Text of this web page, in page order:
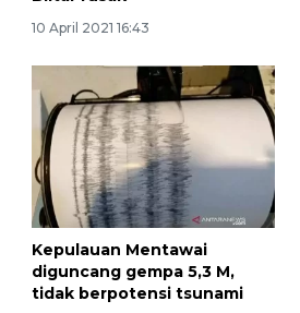
10 April 2021 16:43
Kepulauan Mentawai
diguncang gempa 5,3 M,
tidak berpotensi tsunami